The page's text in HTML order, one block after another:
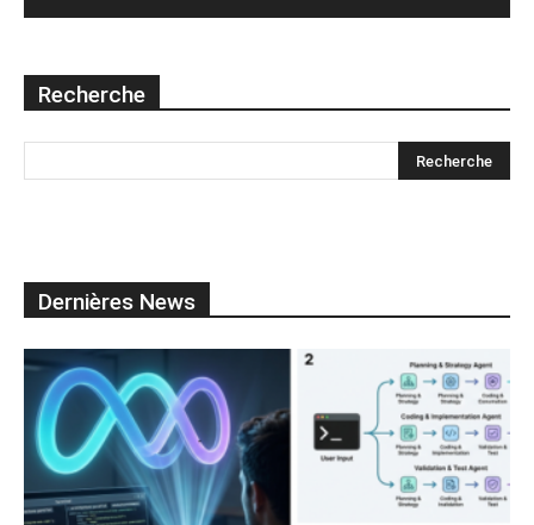
Recherche
Dernières News